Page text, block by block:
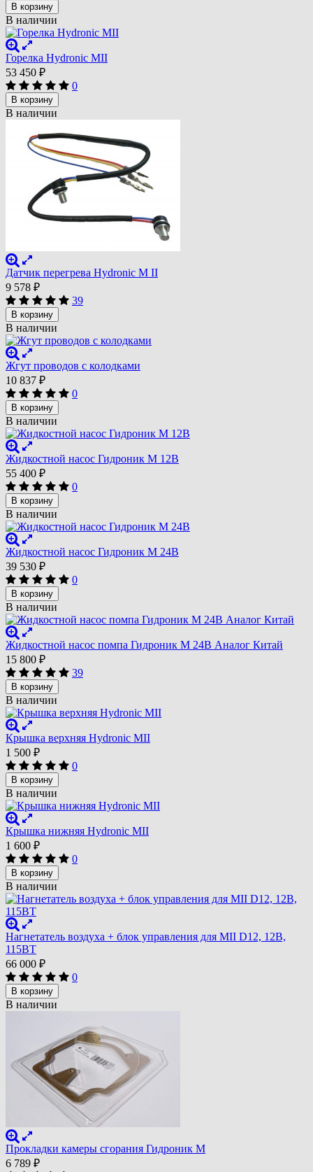
В корзину
В наличии
Горелка Hydronic MII
53 450 ₽
0
В корзину
В наличии
Датчик перегрева Hydronic M II
9 578 ₽
39
В корзину
В наличии
Жгут проводов с колодками
10 837 ₽
0
В корзину
В наличии
Жидкостной насос Гидроник М 12В
55 400 ₽
0
В корзину
В наличии
Жидкостной насос Гидроник М 24В
39 530 ₽
0
В корзину
В наличии
Жидкостной насос помпа Гидроник М 24В Аналог Китай
15 800 ₽
39
В корзину
В наличии
Крышка верхняя Hydronic MII
1 500 ₽
0
В корзину
В наличии
Крышка нижняя Hydronic MII
1 600 ₽
0
В корзину
В наличии
Нагнетатель воздуха + блок управления для MII D12, 12В,
115ВТ
66 000 ₽
0
В корзину
В наличии
Прокладки камеры сгорания Гидроник М
6 789 ₽